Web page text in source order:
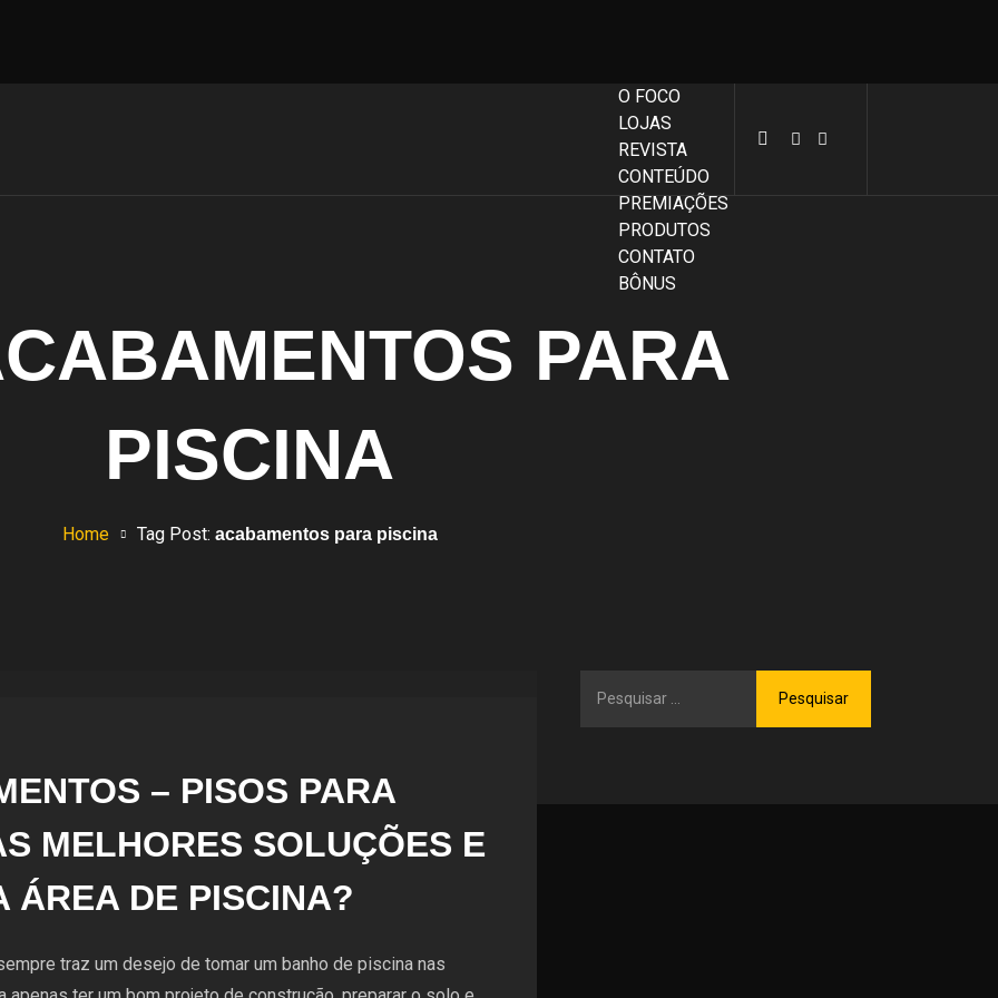
O FOCO
LOJAS
REVISTA
CONTEÚDO
PREMIAÇÕES
PRODUTOS
CONTATO
BÔNUS
PARA
PISCINA
Home Tag Post: acabamentos para piscina
– PISOS PARA
MELHORES SOLUÇÕES E
ÁREA DE PISCINA?
traz um desejo de tomar um banho de piscina nas